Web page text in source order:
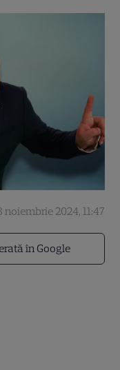
în Google
noiembrie 2024, 11:47